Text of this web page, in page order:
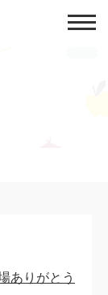
ありがとう